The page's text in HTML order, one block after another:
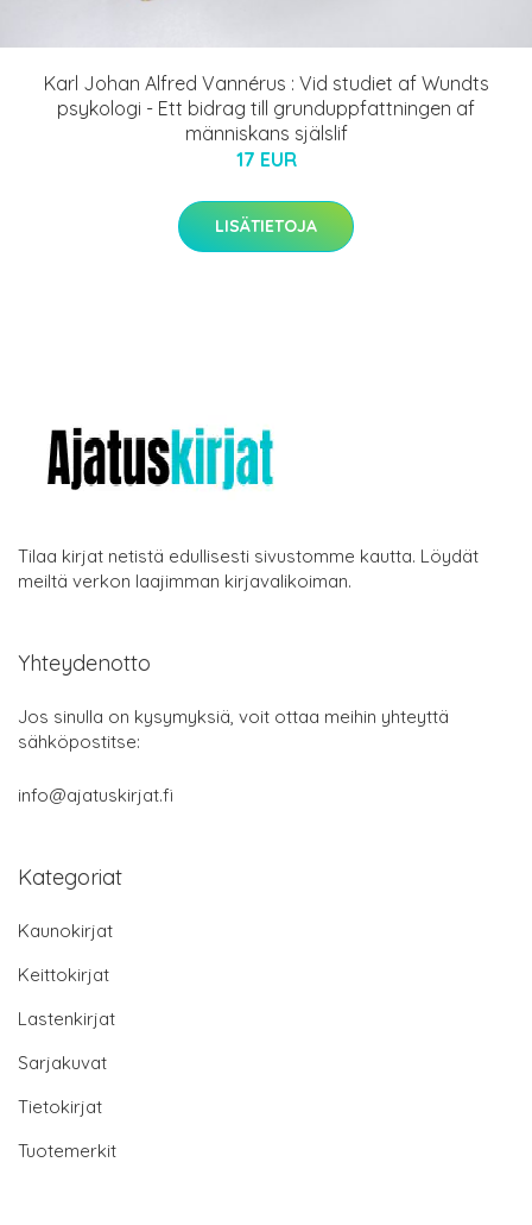
Karl Johan Alfred Vannérus : Vid studiet af Wundts
psykologi - Ett bidrag till grunduppfattningen af
människans själslif
17 EUR
LISÄTIETOJA
Tilaa kirjat netistä edullisesti sivustomme kautta. Löydät
meiltä verkon laajimman kirjavalikoiman.
Yhteydenotto
Jos sinulla on kysymyksiä, voit ottaa meihin yhteyttä
sähköpostitse:
info@ajatuskirjat.fi
Kategoriat
Kaunokirjat
Keittokirjat
Lastenkirjat
Sarjakuvat
Tietokirjat
Tuotemerkit